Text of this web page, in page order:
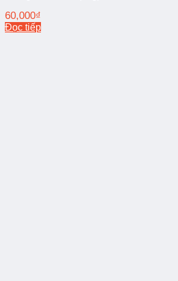
60,000₫
Đọc tiếp